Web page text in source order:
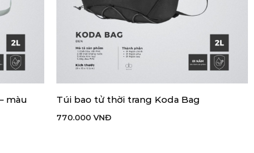
màu
THÊM VÀO GIỎ HÀNG
Túi bao tử thời trang Koda Bag
770.000 VNĐ